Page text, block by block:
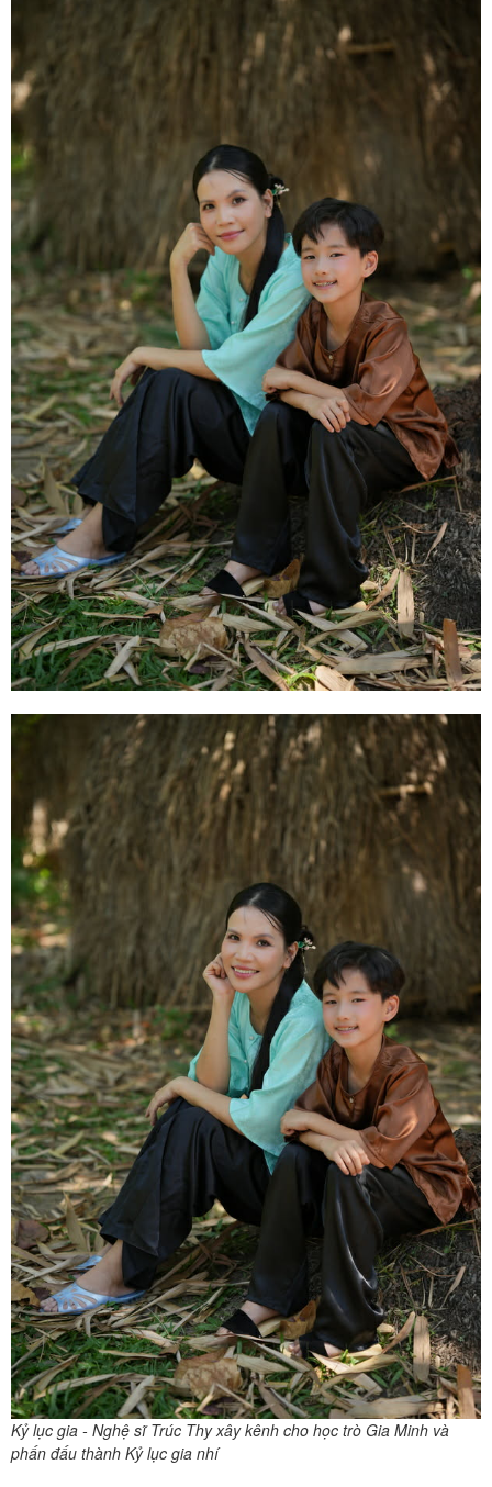
Kỷ lục gia - Nghệ sĩ Trúc Thy xây kênh cho học trò Gia Minh và
phấn đấu thành Kỷ lục gia nhí